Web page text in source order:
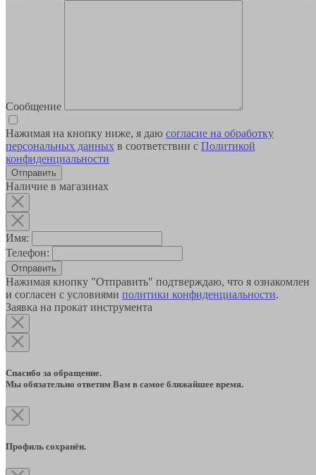
Сообщение
Нажимая на кнопку ниже, я даю согласие на обработку
персональных данных в соответствии с Политикой
конфиденциальности
Наличие в магазинах
Имя:
Телефон:
Отправить
Нажимая кнопку "Отправить" подтверждаю, что я ознакомлен
и согласен с условиями политики конфиденциальности.
Заявка на прокат инструмента
Спасибо за обращение.
Мы обязательно ответим Вам в самое ближайшее время.
Профиль сохранён.